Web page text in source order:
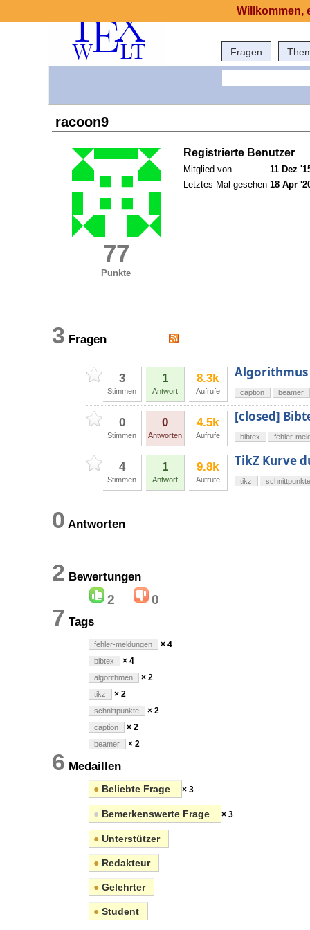
Fragen
racoon9
77
Punkte
Registrierte Benutzer
Mitglied von
11 Dez
Letztes Mal gesehen 18 Apr
3 Fragen
3
Stimmen
1
Antwort
8.3k
Aufrufe caption beamer
0
Stimmen
0
Antworten
4.5k
Aufrufe
[closed]
bibtex fehler-
4
Stimmen
1
Antwort
9.8k
Aufrufe
TikZ Kurve
tikz schnittpunkte
0 Antworten
2 Bewertungen
2 0
7 Tags
fehler-meldungen × 4
bibtex × 4
algorithmen × 2
tikz × 2
schnittpunkte × 2
caption × 2
beamer × 2
6 Medaillen
● Beliebte Frage × 3
● Bemerkenswerte Frage × 3
● Unterstützer
● Redakteur
● Gelehrter
● Student
Willkommen,